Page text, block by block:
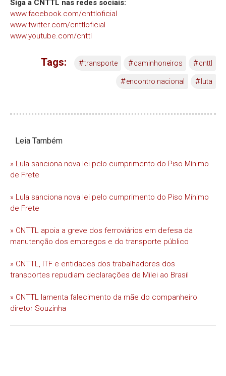
Siga a CNTTL nas redes sociais:
www.facebook.com/cnttloficial
www.twitter.com/cnttloficial
www.youtube.com/cnttl
Tags: #transporte #caminhoneiros #cnttl
#encontro nacional # luta
Leia Também
» Lula sanciona nova lei pelo cumprimento do Piso Mínimo
de Frete
» Lula sanciona nova lei pelo cumprimento do Piso Mínimo
de Frete
» CNTTL apoia a greve dos ferroviários em defesa da
manutenção dos empregos e do transporte público
» CNTTL, ITF e entidades dos trabalhadores dos
transportes repudiam declarações de Milei ao Brasil
» CNTTL lamenta falecimento da mãe do companheiro
diretor Souzinha